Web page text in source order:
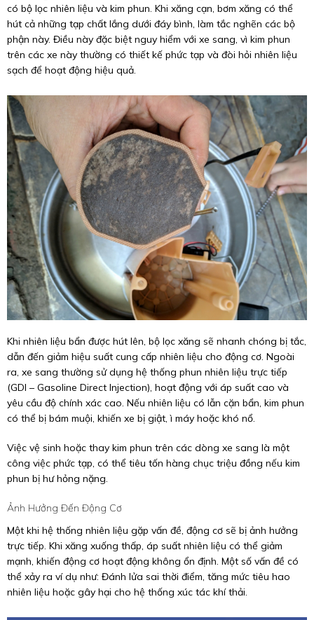
có bộ lọc nhiên liệu và kim phun. Khi xăng cạn, bơm xăng có thể
hút cả những tạp chất lắng dưới đáy bình, làm tắc nghẽn các bộ
phận này. Điều này đặc biệt nguy hiểm với xe sang, vì kim phun
trên các xe này thường có thiết kế phức tạp và đòi hỏi nhiên liệu
sạch để hoạt động hiệu quả.
Khi nhiên liệu bẩn được hút lên, bộ lọc xăng sẽ nhanh chóng bị tắc,
dẫn đến giảm hiệu suất cung cấp nhiên liệu cho động cơ. Ngoài
ra, xe sang thường sử dụng hệ thống phun nhiên liệu trực tiếp
(GDI – Gasoline Direct Injection), hoạt động với áp suất cao và
yêu cầu độ chính xác cao. Nếu nhiên liệu có lẫn cặn bẩn, kim phun
có thể bị bám muội, khiến xe bị giật, ì máy hoặc khó nổ.
Việc vệ sinh hoặc thay kim phun trên các dòng xe sang là một
công việc phức tạp, có thể tiêu tốn hàng chục triệu đồng nếu kim
phun bị hư hỏng nặng.
Ảnh Hưởng Đến Động Cơ
Một khi hệ thống nhiên liệu gặp vấn đề, động cơ sẽ bị ảnh hưởng
trực tiếp. Khi xăng xuống thấp, áp suất nhiên liệu có thể giảm
mạnh, khiến động cơ hoạt động không ổn định. Một số vấn đề có
thể xảy ra ví dụ như: Đánh lửa sai thời điểm, tăng mức tiêu hao
nhiên liệu hoặc gây hại cho hệ thống xúc tác khí thải.